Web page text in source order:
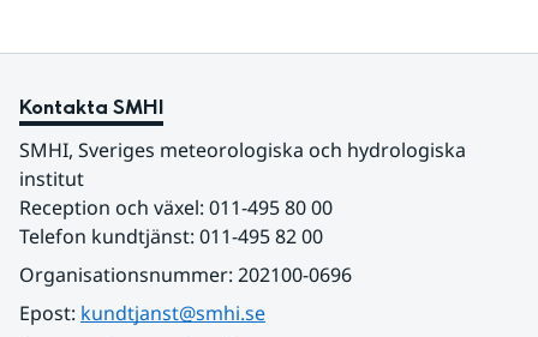
Kontakta SMHI
SMHI, Sveriges meteorologiska och hydrologiska
institut
Reception och växel: 011-495 80 00
Telefon kundtjänst: 011-495 82 00
Organisationsnummer: 202100-0696
Epost: kundtjanst@smhi.se